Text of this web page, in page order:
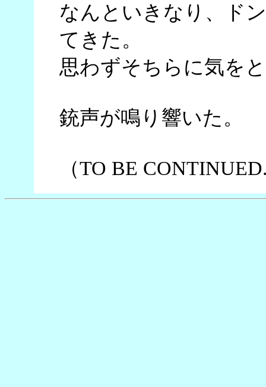
なんといきなり、ド
てきた。
思わずそちらに気を
銃声が鳴り響いた。
（TO BE